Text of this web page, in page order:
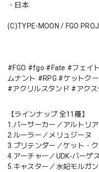
・日本
(C)TYPE-MOON / FGO
#FGO #fgo #Fate #フェイ
ムナント #RPG #ケットク
#アクリルスタンド #アクス
【ラインナップ 全11種】
1.バーサーカー／アルトリ
2.ルーラー／メリュジーヌ
3.プリテンダー／ケット・
4.アーチャー／UDK-バーゲ
5.キャスター／水妃モルガン